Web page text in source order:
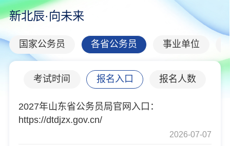
新北辰·向未来
国家公务员 各省公务员 事业单位
考试时间 报名入口 报名人数
2027年山东省公务员局官网入口：
https://dtdjzx.gov.cn/
2026-07-07